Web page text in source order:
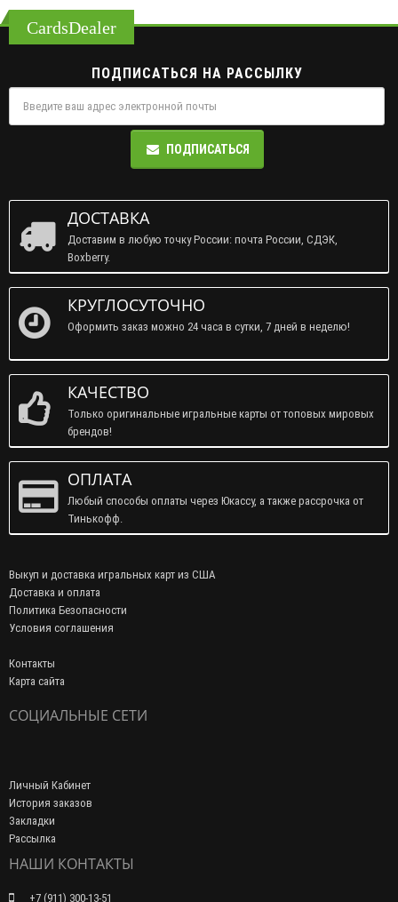
CardsDealer
ПОДПИСАТЬСЯ НА РАССЫЛКУ
ПОДПИСАТЬСЯ
ДОСТАВКА
Доставим в любую точку России: почта России, СДЭК,
Boxberry.
КРУГЛОСУТОЧНО
Оформить заказ можно 24 часа в сутки, 7 дней в неделю!
КАЧЕСТВО
Только оригинальные игральные карты от топовых мировых
брендов!
ОПЛАТА
Любый способы оплаты через Юкассу, а также рассрочка от
Тинькофф.
Выкуп и доставка игральных карт из США
Доставка и оплата
Политика Безопасности
Условия соглашения
Контакты
Карта сайта
СОЦИАЛЬНЫЕ СЕТИ
Личный Кабинет
История заказов
Закладки
Рассылка
НАШИ КОНТАКТЫ
+7 (911) 300-13-51